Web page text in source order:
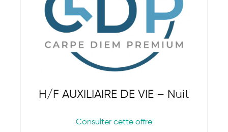
H/F AUXILIAIRE DE VIE – Nuit
Consulter cette offre